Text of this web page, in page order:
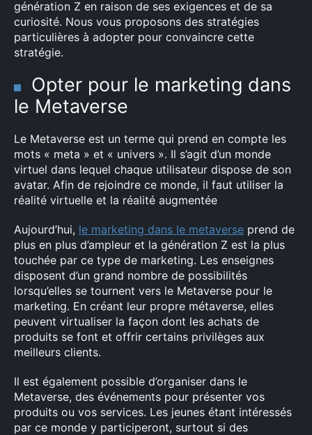
génération Z en raison de ses exigences et de sa
curiosité. Nous vous proposons des stratégies
particulières à adopter pour convaincre cette
stratégie.
Opter pour le marketing dans
le Metaverse
Le Metaverse est un terme qui prend en compte les
mots « meta » et « univers ». Il s’agit d’un monde
virtuel dans lequel chaque utilisateur dispose de son
avatar. Afin de rejoindre ce monde, il faut utiliser la
réalité virtuelle et la réalité augmentée
Aujourd’hui, le marketing dans le metaverse prend de
plus en plus d’ampleur et la génération Z est la plus
touchée par ce type de marketing. Les enseignes
disposent d’un grand nombre de possibilités
lorsqu’elles se tournent vers le Metaverse pour le
marketing. En créant leur propre métaverse, elles
peuvent virtualiser la façon dont les achats de
produits se font et offrir certains privilèges aux
meilleurs clients.
Il est également possible d’organiser dans le
Metaverse, des événements pour présenter vos
produits ou vos services. Les jeunes étant intéressés
par ce monde y participeront, surtout si des